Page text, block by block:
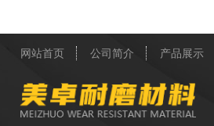
网站首页 公司简介 产品展示